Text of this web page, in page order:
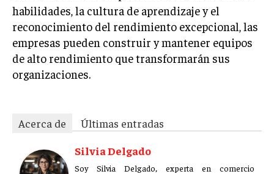
habilidades, la cultura de aprendizaje y el
reconocimiento del rendimiento excepcional, las
empresas pueden construir y mantener equipos
de alto rendimiento que transformarán sus
organizaciones.
Acerca de
Últimas entradas
Silvia Delgado
Soy Silvia Delgado, experta en comercio